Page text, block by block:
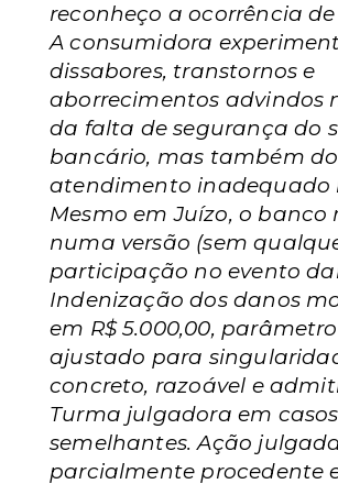
reconheço a ocorrência
A consumidora
dissabores, transtornos e
aborrecimentos advindos
da falta de segurança do
bancário, mas também do
atendimento inadequado
Mesmo em Juízo, o banco
numa versão (sem
participação no evento
Indenização dos danos
em R$ 5.000,00,
ajustado para
concreto, razoável e
Turma julgadora em casos
semelhantes. Ação
parcialmente procedente